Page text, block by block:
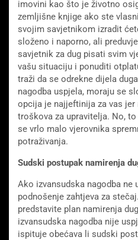
imovini kao što je životno
zemljišne knjige ako ste
svojim savjetnikom izradit
složeno i naporno, ali
savjetnik za dug pisati svim
vašu situaciju i ponuditi
traži da se odrekne dijela
nagodba uspjela, moraju se
opcija je najjeftinija za vas
troškova za upravitelja. No,
se vrlo malo vjerovnika
potraživanja.
Sudski postupak namirenja
Ako izvansudska nagodba
podnošenje zahtjeva za
predstavite plan namirenja
izvansudska nagodba nije
ispituje obećava li sudski